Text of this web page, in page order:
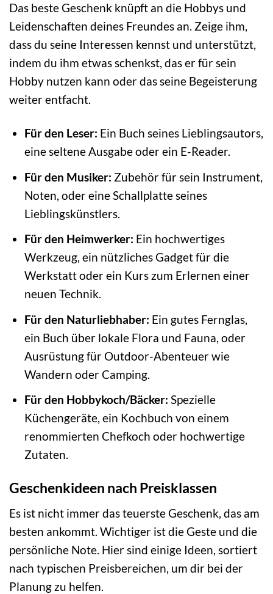
Das beste Geschenk knüpft an die Hobbys und
Leidenschaften deines Freundes an. Zeige ihm,
dass du seine Interessen kennst und unterstützt,
indem du ihm etwas schenkst, das er für sein
Hobby nutzen kann oder das seine Begeisterung
weiter entfacht.
Für den Leser: Ein Buch seines Lieblingsautors,
eine seltene Ausgabe oder ein E-Reader.
Für den Musiker: Zubehör für sein Instrument,
Noten, oder eine Schallplatte seines
Lieblingskünstlers.
Für den Heimwerker: Ein hochwertiges
Werkzeug, ein nützliches Gadget für die
Werkstatt oder ein Kurs zum Erlernen einer
neuen Technik.
Für den Naturliebhaber: Ein gutes Fernglas,
ein Buch über lokale Flora und Fauna, oder
Ausrüstung für Outdoor-Abenteuer wie
Wandern oder Camping.
Für den Hobbykoch/Bäcker: Spezielle
Küchengeräte, ein Kochbuch von einem
renommierten Chefkoch oder hochwertige
Zutaten.
Geschenkideen nach Preisklassen
Es ist nicht immer das teuerste Geschenk, das am
besten ankommt. Wichtiger ist die Geste und die
persönliche Note. Hier sind einige Ideen, sortiert
nach typischen Preisbereichen, um dir bei der
Planung zu helfen.